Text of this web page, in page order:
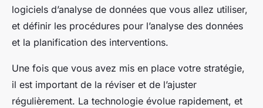
logiciels d’analyse de données que vous allez utiliser,
et définir les procédures pour l’analyse des données
et la planification des interventions.
Une fois que vous avez mis en place votre stratégie,
il est important de la réviser et de l’ajuster
régulièrement. La technologie évolue rapidement, et